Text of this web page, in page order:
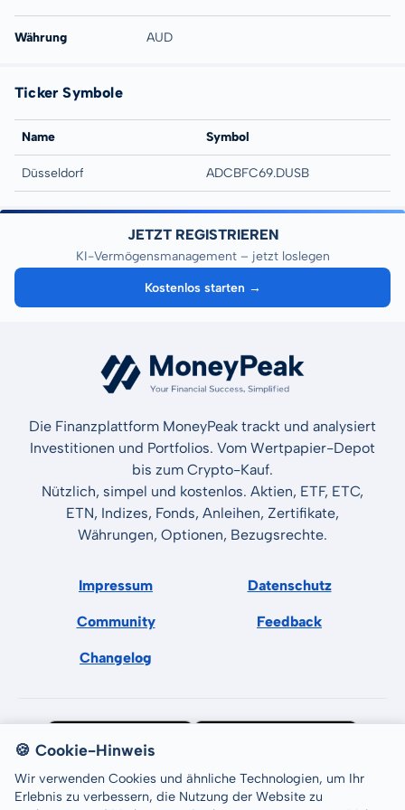
Währung AUD
Ticker Symbole
Name Symbol
Düsseldorf ADCBFC69.DUSB
JETZT REGISTRIEREN
KI-Vermögensmanagement – jetzt loslegen
Kostenlos starten →
Die Finanzplattform MoneyPeak trackt und analysiert
Investitionen und Portfolios. Vom Wertpapier-Depot
bis zum Crypto-Kauf.
Nützlich, simpel und kostenlos. Aktien, ETF, ETC,
ETN, Indizes, Fonds, Anleihen, Zertifikate,
Währungen, Optionen, Bezugsrechte.
Impressum Datenschutz
Community Feedback
Changelog
🍪 Cookie-Hinweis
Wir verwenden Cookies und ähnliche Technologien, um Ihr
Erlebnis zu verbessern, die Nutzung der Website zu